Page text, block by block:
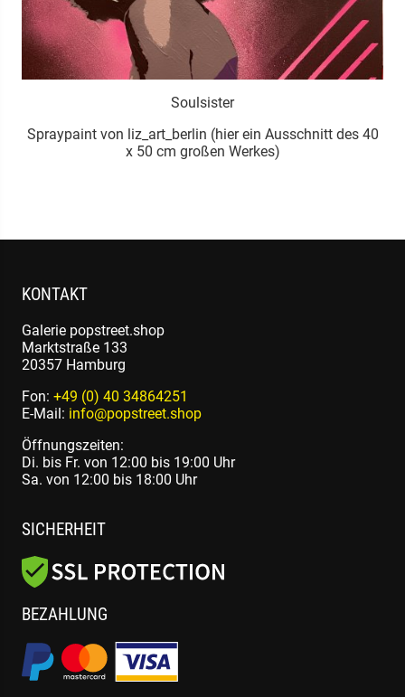
Soulsister
Spraypaint von liz_art_berlin (hier ein Ausschnitt des 40
x 50 cm großen Werkes)
KONTAKT
Galerie popstreet.shop
Marktstraße 133
20357 Hamburg
Fon: +49 (0) 40 34864251
E-Mail: info@popstreet.shop
Öffnungszeiten:
Di. bis Fr. von 12:00 bis 19:00 Uhr
Sa. von 12:00 bis 18:00 Uhr
SICHERHEIT
BEZAHLUNG